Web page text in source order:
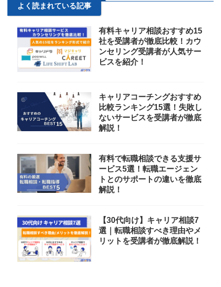
よく読まれている記事
有料キャリア相談おすすめ15
社を受講者が徹底比較！カウ
ンセリング受講者が人気サー
ビスを紹介！
キャリアコーチングおすすめ
比較ランキング15選！失敗し
ないサービスを受講者が徹底
解説！
有料で転職相談できる支援サ
ービス5選！転職エージェン
トとのサポートの違いを徹底
解説！
【30代向け】キャリア相談7
選｜転職相談すべき理由やメ
リットを受講者が徹底解説！